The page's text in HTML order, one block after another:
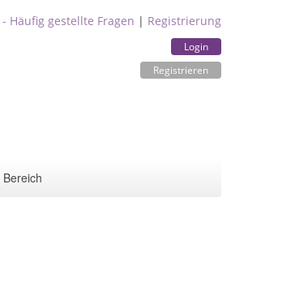
- Häufig gestellte Fragen | Registrierung
Login
Registrieren